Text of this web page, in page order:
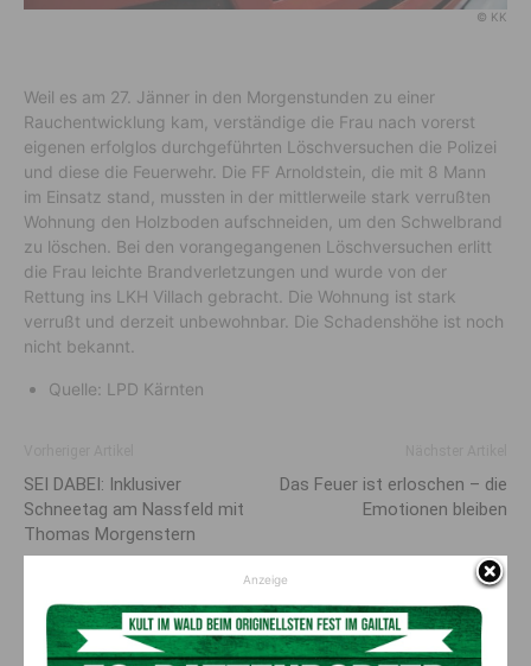
© KK
Weil es am 27. Jänner in den Morgenstunden zu einer
Rauchentwicklung kam, verständige die Frau nach vorerst
eigenen erfolglos durchgeführten Löschversuchen die Polizei
und diese die Feuerwehr. Die FF Arnoldstein, die mit 8 Mann
im Einsatz stand, mussten in der mittlerweile stark verrußten
Wohnung den Holzboden aufschneiden, um den Schwelbrand
zu löschen. Bei den vorangegangenen Löschversuchen erlitt
die Frau leichte Brandverletzungen und wurde von der
Rettung ins LKH Villach gebracht. Die Wohnung ist stark
verrußt und derzeit unbewohnbar. Die Schadenshöhe ist noch
nicht bekannt.
Quelle: LPD Kärnten
SEI DABEI: Inklusiver
Schneetag am Nassfeld mit
Thomas Morgenstern
Das Feuer ist erloschen – die
Emotionen bleiben
AKTUELLES
Anzeige